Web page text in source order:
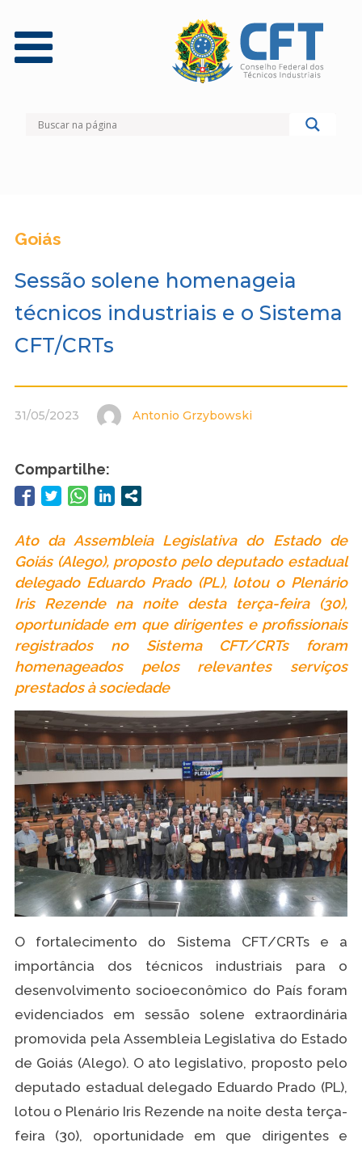
Goiás
Sessão solene homenageia
técnicos industriais e o Sistema
CFT/CRTs
31/05/2023 Antonio Grzybowski
Compartilhe:
Ato da Assembleia Legislativa do Estado de
Goiás (Alego), proposto pelo deputado estadual
delegado Eduardo Prado (PL), lotou o Plenário
Iris Rezende na noite desta terça-feira (30),
oportunidade em que dirigentes e profissionais
registrados no Sistema CFT/CRTs foram
homenageados pelos relevantes serviços
prestados à sociedade
O fortalecimento do Sistema CFT/CRTs e a
importância dos técnicos industriais para o
desenvolvimento socioeconômico do País foram
evidenciados em sessão solene extraordinária
promovida pela Assembleia Legislativa do Estado
de Goiás (Alego). O ato legislativo, proposto pelo
deputado estadual delegado Eduardo Prado (PL),
lotou o Plenário Iris Rezende na noite desta terça-
feira (30), oportunidade em que dirigentes e